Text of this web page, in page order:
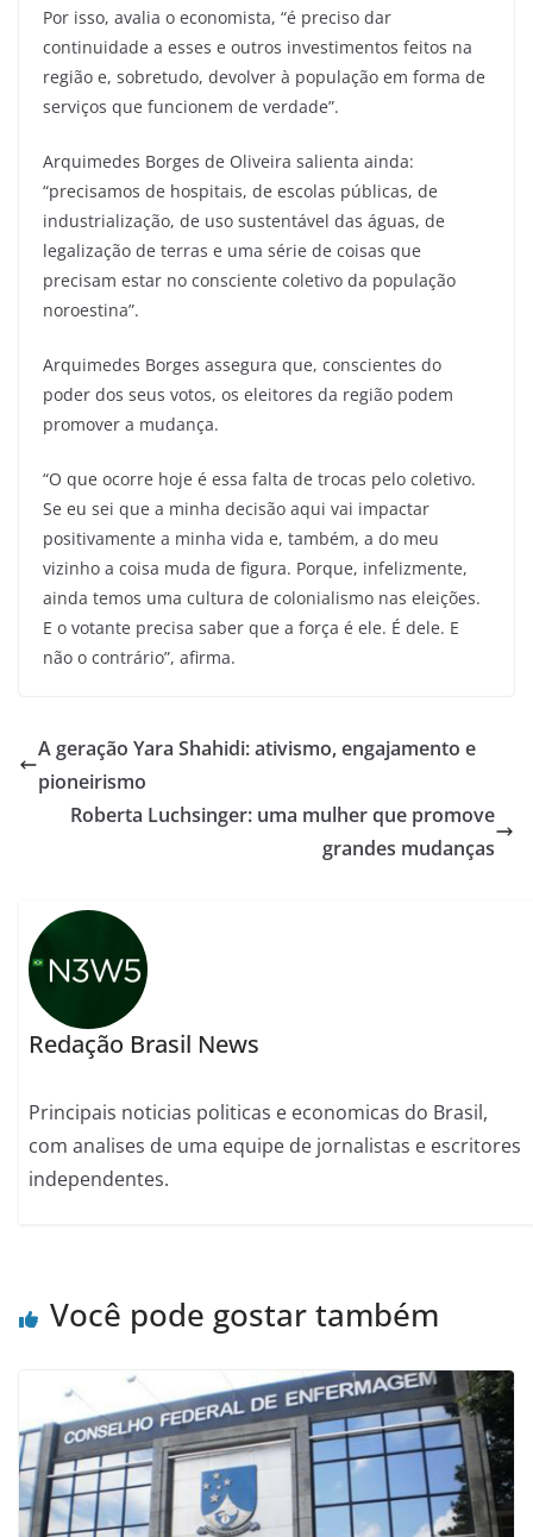
Por isso, avalia o economista, “é preciso dar
continuidade a esses e outros investimentos feitos na
região e, sobretudo, devolver à população em forma de
serviços que funcionem de verdade”.
Arquimedes Borges de Oliveira salienta ainda:
“precisamos de hospitais, de escolas públicas, de
industrialização, de uso sustentável das águas, de
legalização de terras e uma série de coisas que
precisam estar no consciente coletivo da população
noroestina”.
Arquimedes Borges assegura que, conscientes do
poder dos seus votos, os eleitores da região podem
promover a mudança.
“O que ocorre hoje é essa falta de trocas pelo coletivo.
Se eu sei que a minha decisão aqui vai impactar
positivamente a minha vida e, também, a do meu
vizinho a coisa muda de figura. Porque, infelizmente,
ainda temos uma cultura de colonialismo nas eleições.
E o votante precisa saber que a força é ele. É dele. E
não o contrário”, afirma.
A geração Yara Shahidi: ativismo, engajamento e
pioneirismo
Roberta Luchsinger: uma mulher que promove
grandes mudanças
Redação Brasil News
Principais noticias politicas e economicas do Brasil,
com analises de uma equipe de jornalistas e escritores
independentes.
Você pode gostar também